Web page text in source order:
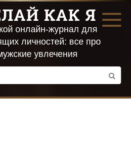
КАК Я
онлайн-журнал для
личностей: все про
увлечения